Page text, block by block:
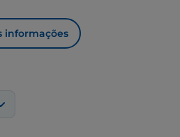
informações